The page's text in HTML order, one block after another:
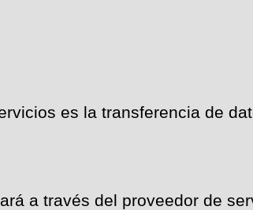
es la transferencia de
a través del proveedor de